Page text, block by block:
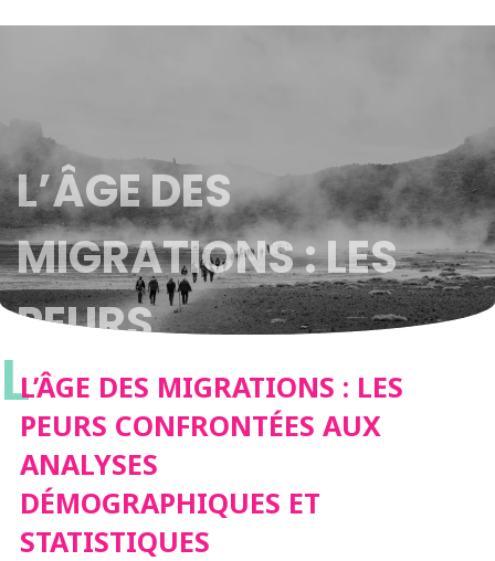
L’ÂGE DES
MIGRATIONS : LES
PEURS
CONFRONTÉES AUX
ANALYSES
DÉMOGRAPHIQUES
LL’ÂGE DES MIGRATIONS : LES
PEURS CONFRONTÉES AUX
ANALYSES
DÉMOGRAPHIQUES ET
STATISTIQUES